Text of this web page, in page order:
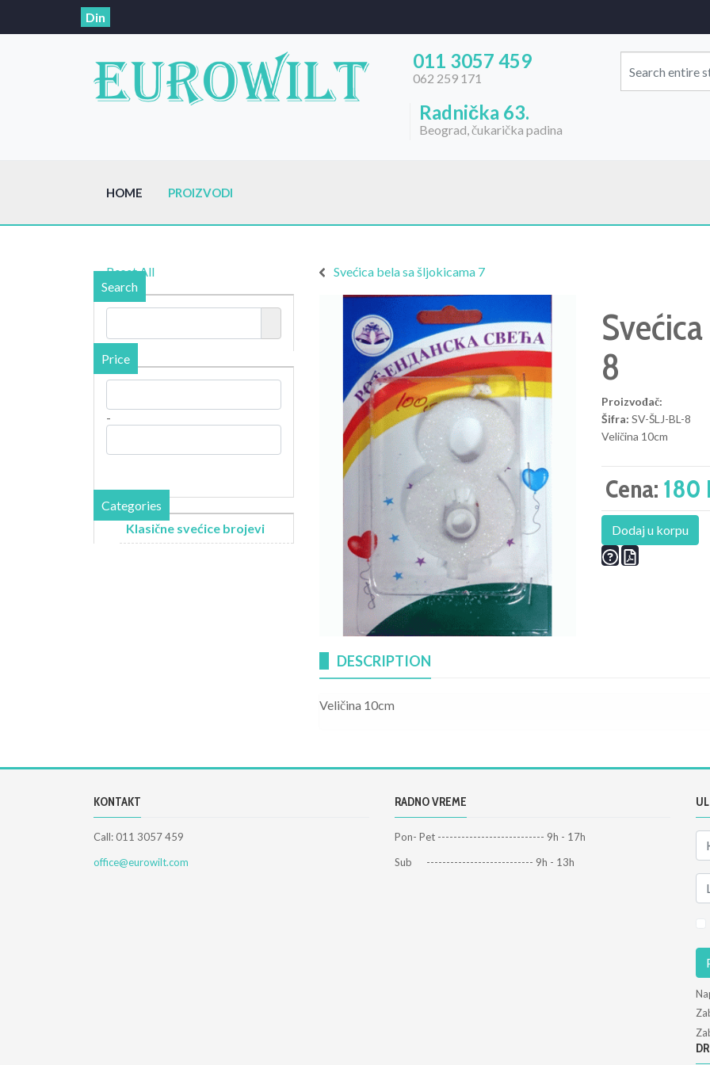
Din
011 3057 459
062 259 171
Radnička 63.
Beograd, čukarička padina
HOME PROIZVODI
Svećica bela sa šljokicama 7
8
Proizvođač:
Šifra: SV-ŠLJ-BL-8
Veličina 10cm
Cena: 180
Dodaj u korpu
DESCRIPTION
Veličina 10cm
Reset All
Search
Price
-
Categories
Klasične svećice brojevi
KONTAKT
Call: 011 3057 459
office@eurowilt.com
RADNO VREME
Pon- Pet --------------------------- 9h - 17h
Sub --------------------------- 9h - 13h